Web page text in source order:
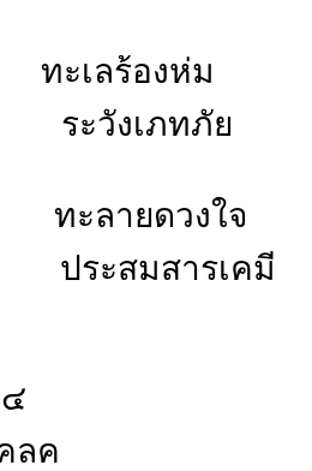
เลร้องห่ม
ระวังเภทภัย
ะลายดวงใจ
ระสมสารเคมี
ลค